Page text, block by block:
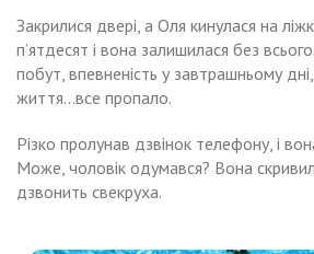
Закрилися двері, а Оля кинулася на
п’ятдесят і вона залишилася без
побут, впевненість у завтрашньому
життя…все пропало.
Різко пролунав дзвінок телефону, і
Може, чоловік одумався? Вона
дзвонить свекруха.